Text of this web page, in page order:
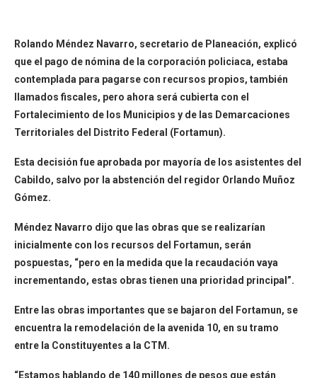
Rolando Méndez Navarro, secretario de Planeación, explicó
que el pago de nómina de la corporación policiaca, estaba
contemplada para pagarse con recursos propios, también
llamados fiscales, pero ahora será cubierta con el
Fortalecimiento de los Municipios y de las Demarcaciones
Territoriales del Distrito Federal (Fortamun).
Esta decisión fue aprobada por mayoría de los asistentes del
Cabildo, salvo por la abstención del regidor Orlando Muñoz
Gómez.
Méndez Navarro dijo que las obras que se realizarían
inicialmente con los recursos del Fortamun, serán
pospuestas, “pero en la medida que la recaudación vaya
incrementando, estas obras tienen una prioridad principal”.
Entre las obras importantes que se bajaron del Fortamun, se
encuentra la remodelación de la avenida 10, en su tramo
entre la Constituyentes a la CTM.
“Estamos hablando de 140 millones de pesos que están